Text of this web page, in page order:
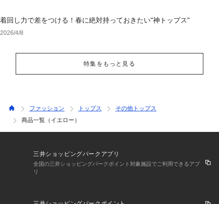
着回し力で差をつける！春に絶対持っておきたい"神トップス"
2026/4/8
特集をもっと見る
ファッション トップス
その他トップス
商品一覧（イエロー）
三井ショッピングパークアプリ
全国の三井ショッピングパークポイント対象施設でご利用できるアプ
リ